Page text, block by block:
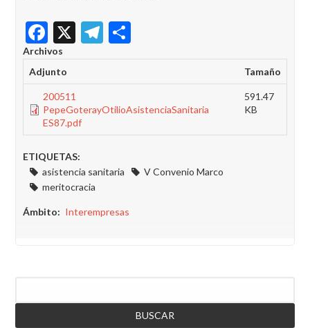
Facebook
X Telegram
Archivos
Adjunto
Tamaño
200511
PepeGoterayOtilioAsistenciaSanitaria
ES87.pdf
591.47
KB
ETIQUETAS:
asistencia sanitaria
V Convenio Marco
meritocracia
Ámbito Interempresas